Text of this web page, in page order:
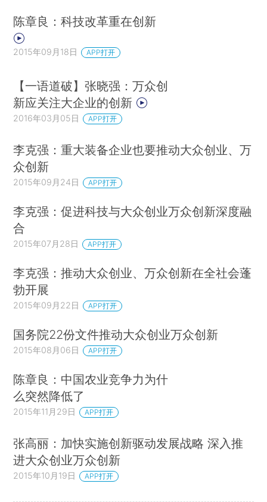
陈章良：科技改革重在创新
2015年09月18日 APP打开
【一语道破】张晓强：万众创
新应关注大企业的创新
2016年03月05日 APP打开
李克强：重大装备企业也要推动大众创业、万
众创新
2015年09月24日 APP打开
李克强：促进科技与大众创业万众创新深度融
合
2015年07月28日 APP打开
李克强：推动大众创业、万众创新在全社会蓬
勃开展
2015年09月22日 APP打开
国务院22份文件推动大众创业万众创新
2015年08月06日 APP打开
陈章良：中国农业竞争力为什
么突然降低了
2015年11月29日 APP打开
张高丽：加快实施创新驱动发展战略 深入推
进大众创业万众创新
2015年10月19日 APP打开